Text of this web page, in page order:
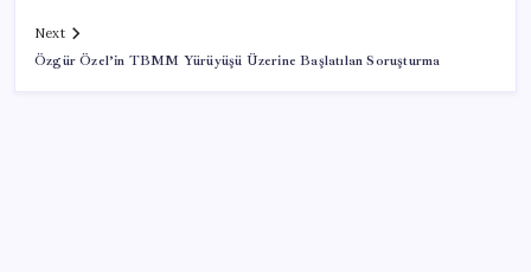
Next
Özgür Özel’in TBMM Yürüyüşü Üzerine Başlatılan Soruşturma